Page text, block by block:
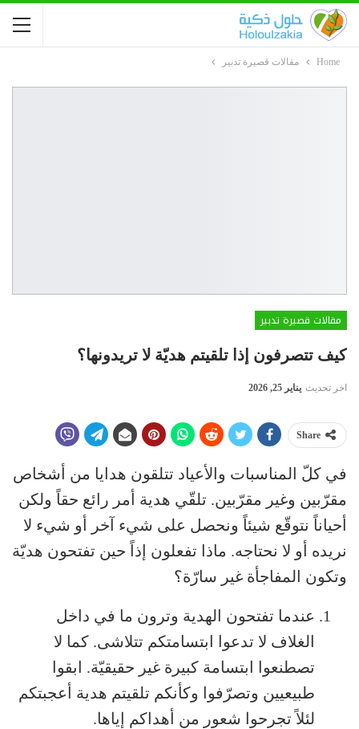
Home مقالات قصيرة تدبير
مقالات قصيرة تدبير
كيف تتصرفون إذا تلقيتم هديّة لا تريدونها؟
اخر تحديث يناير 25, 2026
Share
في كلّ المناسبات والأعياد تتلقون هدايا من أشخاص
مقرّبين وغير مقرّبين. تلقّي هدية أمر رائع حقاً ولكن
أحياناً نتوقّع شيئاً ونحصل على شيء آخر أو شيء لا
نريده أو لا نحتاجه. ماذا تفعلون إذاً حين تفتحون هديّة
وتكون المفاجأة غير سارّة؟
عندما تفتحون الهدية وترون ما في داخل
الغلاف لا تدعوا ابتسامتكم تتلاشى. كما لا
تصطنعوا ابتسامة كبيرة غير حقيقيّة. ابقوا
طبيعيين وتصرّفوا وكأنكم تلقيتم هدية أعجبتكم
لئلاً تجرحوا شعور من أهداكم إياها.